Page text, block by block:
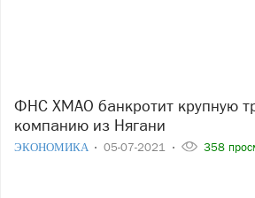
ФНС ХМАО банкротит крупную транспортную
компанию из Нягани
ЭКОНОМИКА 05-07-2021 358